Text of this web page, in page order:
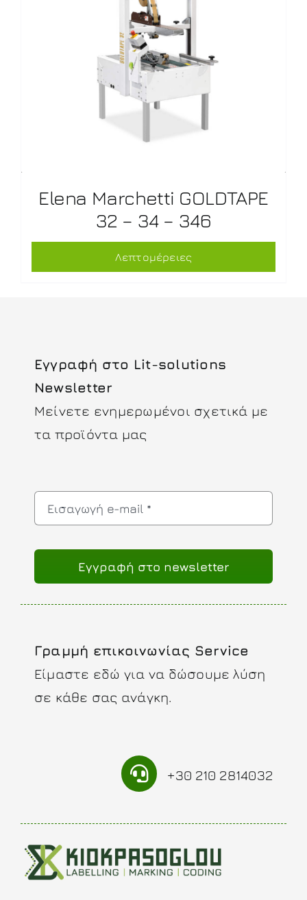
Εlena Μarchetti GOLDTAPE
32 – 34 – 346
Λεπτομέρειες
Εγγραφή στο Lit-solutions
Newsletter
Μείνετε ενημερωμένοι σχετικά με
τα προϊόντα μας
Eγγραφή στο newsletter
Γραμμή επικοινωνίας Service
Είμαστε εδώ για να δώσουμε λύση
σε κάθε σας ανάγκη.
+30 210 2814032